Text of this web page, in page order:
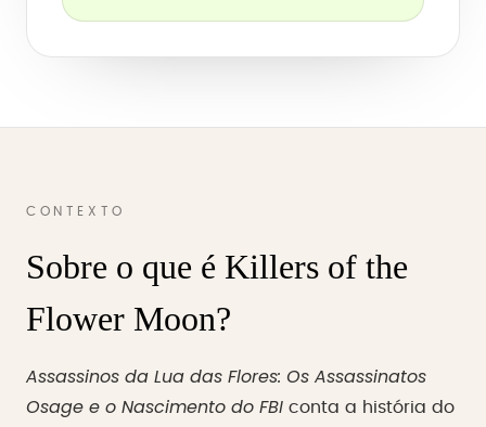
CONTEXTO
Sobre o que é Killers of the
Flower Moon?
Assassinos da Lua das Flores: Os Assassinatos
Osage e o Nascimento do FBI conta a história do